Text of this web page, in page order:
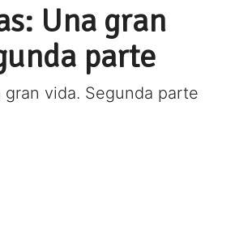
Una gran
parte
gran vida. Segunda parte